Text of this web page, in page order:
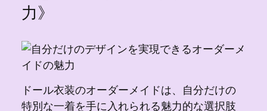
力》
ドール衣装のオーダーメイドは、自分だけの
特別な一着を手に入れられる魅力的な選択肢